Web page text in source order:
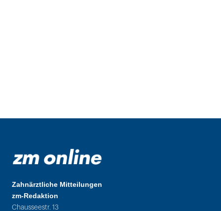
Zahnärztliche Mitteilungen
zm-Redaktion
Chausseestr. 13